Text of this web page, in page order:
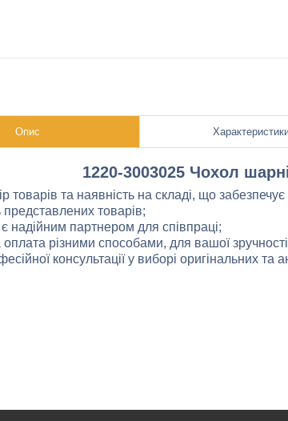
Опис
1220-3003025 Чохол
товарів та наявність на складі, що
представлених товарів;
надійним партнером для співпраці;
різними способами, для вашої
консультації у виборі оригінальних та